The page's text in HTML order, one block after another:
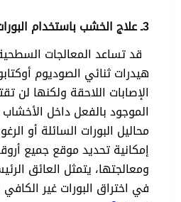
3ـ علاج الخشب باستخدام البورات
قد تساعد المعالجات
هيدرات ثنائي الصوديوم
الإصابات اللاحقة ولكنها لن
الموجود بالفعل داخل
محاليل البورات السائلة أو
إمكانية تحديد موقع جميع
ومعالجتها، يتمثل العائق
في اختراق البورات غير